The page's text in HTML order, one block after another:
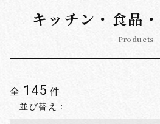
キッチン・食品
Products
全 145 件
並び替え：